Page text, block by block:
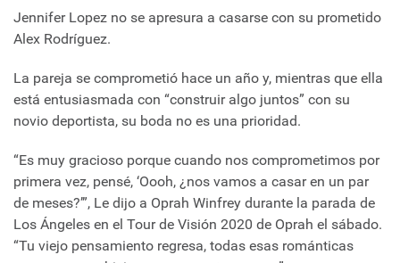
Jennifer Lopez no se apresura a casarse con su prometido
Alex Rodríguez.
La pareja se comprometió hace un año y, mientras que ella
está entusiasmada con “construir algo juntos” con su
novio deportista, su boda no es una prioridad.
“Es muy gracioso porque cuando nos comprometimos por
primera vez, pensé, ‘Oooh, ¿nos vamos a casar en un par
de meses?’”, Le dijo a Oprah Winfrey durante la parada de
Los Ángeles en el Tour de Visión 2020 de Oprah el sábado.
“Tu viejo pensamiento regresa, todas esas románticas